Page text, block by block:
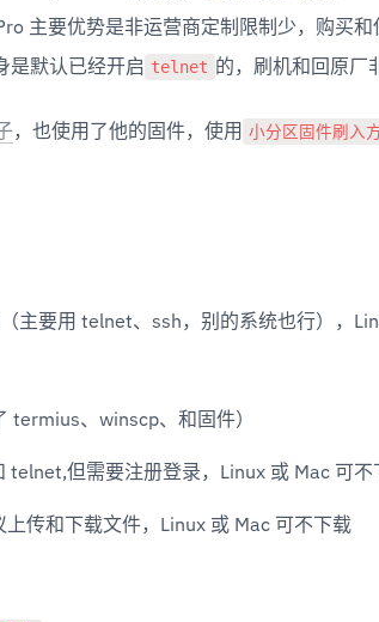
主要优势是非运营商定制限制少，购买和
是默认已经开启 telnet 的，刷机和回原厂
，也使用了他的固件，使用 小分区固件刷入
主要用 telnet、ssh，别的系统也行），
termius、winscp、和固件）
telnet,但需要注册登录，Linux 或 Mac 可不
传和下载文件，Linux 或 Mac 可不下载